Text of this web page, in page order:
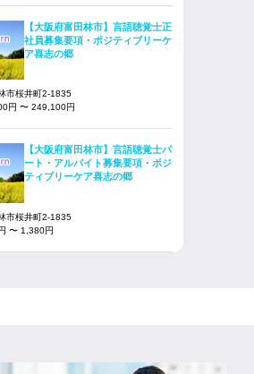
【大阪府富田林市】言語聴覚士正
社員募集要項・ポジティブリーケ
ア喜志の郷
市桜井町2-1835
円 〜 249,100円
【大阪府富田林市】言語聴覚士パ
ート・アルバイト募集要項・ポジ
ティブリーケア喜志の郷
市桜井町2-1835
〜 1,380円